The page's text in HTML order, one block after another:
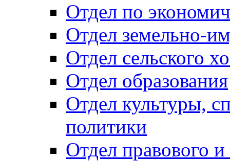
Отдел по
Отдел земельно-
Отдел сельского
Отдел образования
Отдел культуры,
политики
Отдел правового